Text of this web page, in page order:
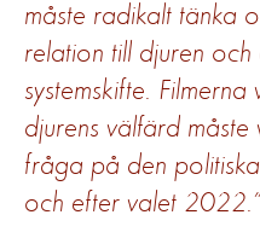
måste radikalt tänka
relation till djuren
systemskifte.
djurens välfärd
fråga på den
och efter valet 2022.”